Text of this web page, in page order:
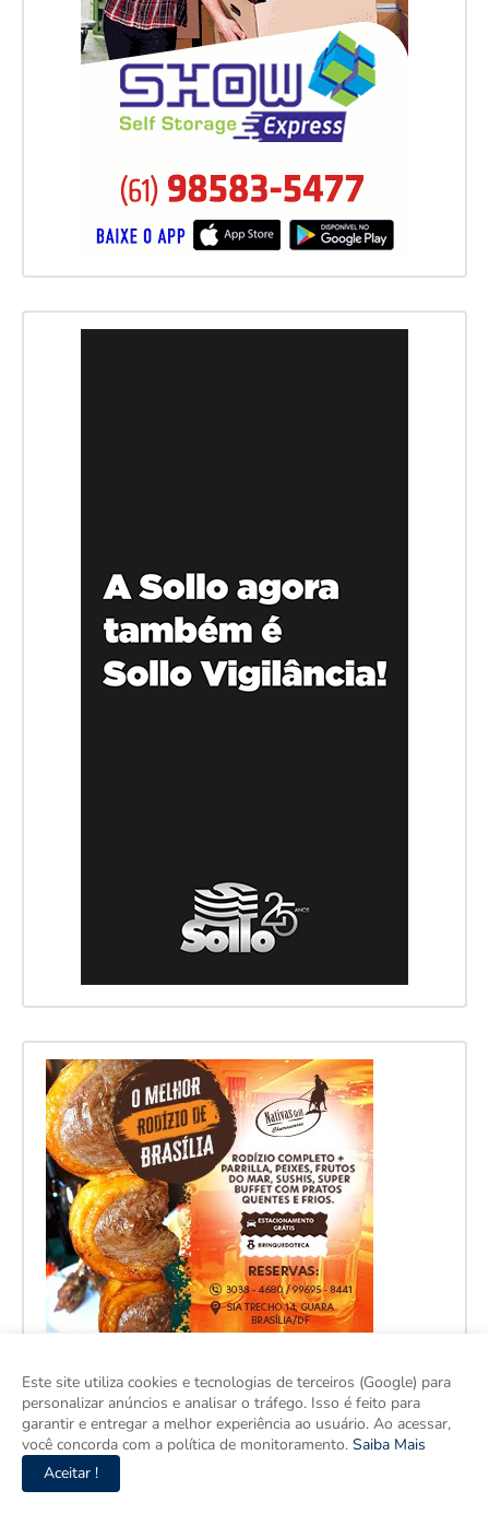
Este site utiliza cookies e tecnologias de terceiros (Google) para
personalizar anúncios e analisar o tráfego. Isso é feito para
garantir e entregar a melhor experiência ao usuário. Ao acessar,
você concorda com a política de monitoramento. Saiba Mais
Aceitar !